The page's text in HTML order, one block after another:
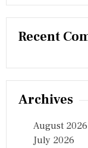
Recent
Archives
August 2026
July 2026